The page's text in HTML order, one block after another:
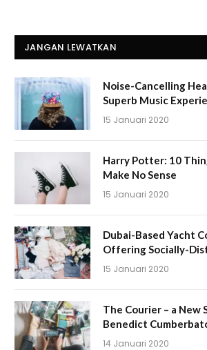
JANGAN LEWATKAN
Noise-Cancelling
Superb Music
15 Januari 2020
Harry Potter: 10
Make No Sense
15 Januari 2020
Dubai-Based Yacht
Offering Socially-
15 Januari 2020
The Courier – a New
Benedict
14 Januari 2020